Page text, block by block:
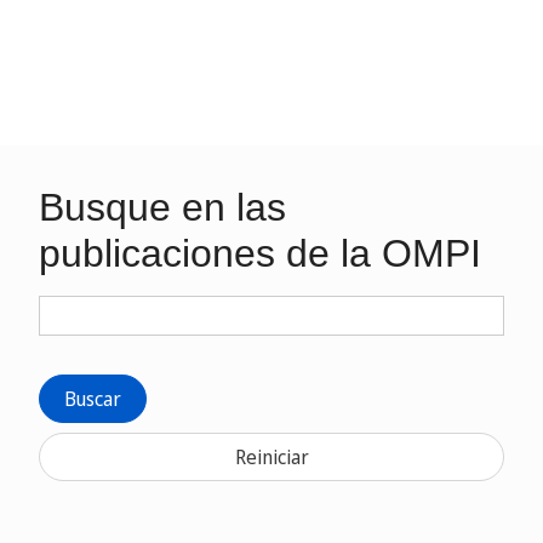
Busque en las
publicaciones de la OMPI
Buscar
Reiniciar